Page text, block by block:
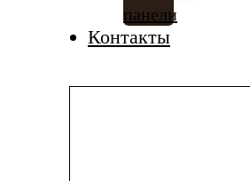
панели
Контакты